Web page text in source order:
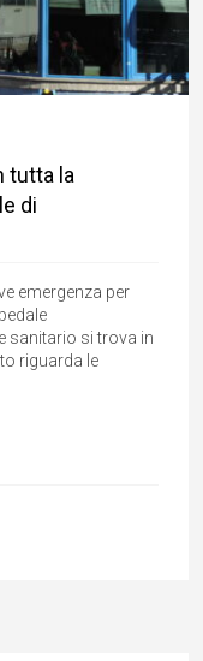
tutta la
di
emergenza per
sanitario si trova in
riguarda le